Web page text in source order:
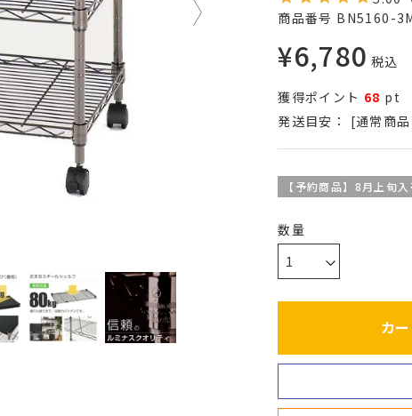
商品番号 BN5160-
¥6,780 税込
獲得ポイント 68 pt
発送目安：
[通常商
【予約商品】8月上旬
カ